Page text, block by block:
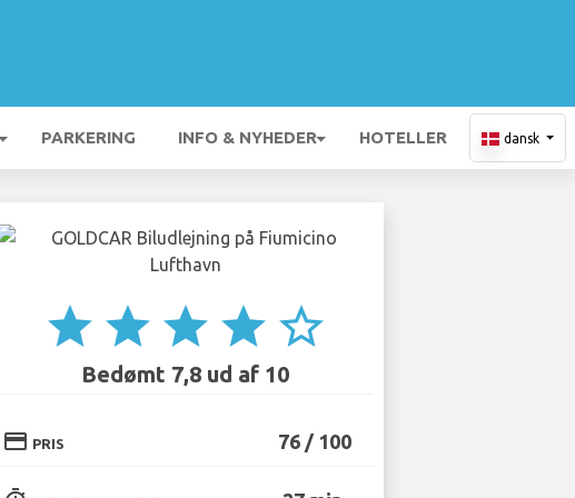
PARKERING INFO & NYHEDER HOTELLER dansk
star star star star star_border
Bedømt 7,8 ud af 10
credit_card PRIS 76 / 100